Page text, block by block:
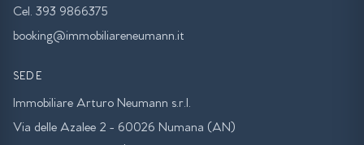
Cel. 393 9866375
booking@immobiliareneumann.it
SEDE
Immobiliare Arturo Neumann s.r.l.
Via delle Azalee 2 - 60026 Numana (AN)